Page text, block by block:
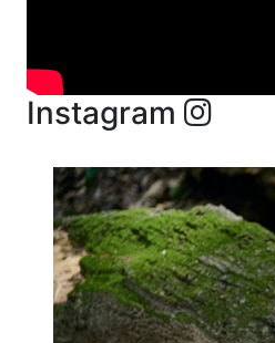
Instagram